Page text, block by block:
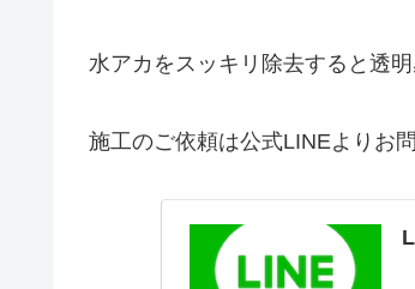
水アカをスッキリ除去すると透明
施工のご依頼は公式LINEよりお